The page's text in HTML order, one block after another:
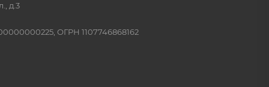
д.3
ОГРН 1107746868162